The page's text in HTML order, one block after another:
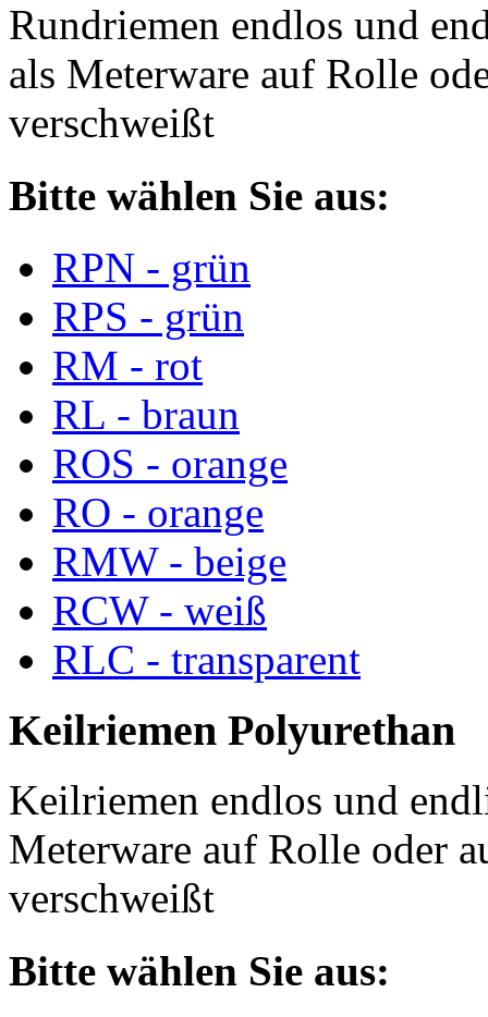
Rundriemen endlos und
als Meterware auf Rolle
verschweißt
Bitte wählen Sie aus:
RPN - grün
RPS - grün
RM - rot
RL - braun
ROS - orange
RO - orange
RMW - beige
RCW - weiß
RLC - transparent
Keilriemen Polyurethan
Keilriemen endlos und
Meterware auf Rolle oder
verschweißt
Bitte wählen Sie aus: